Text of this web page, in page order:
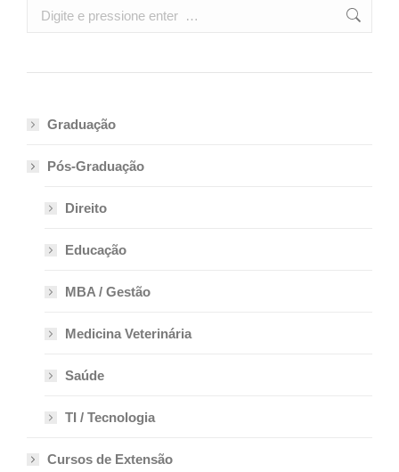
Search:
Graduação
Pós-Graduação
Direito
Educação
MBA / Gestão
Medicina Veterinária
Saúde
TI / Tecnologia
Cursos de Extensão